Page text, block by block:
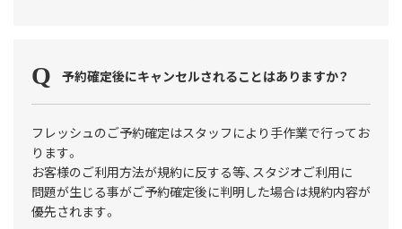
予約確定後にキャンセルされることはありますか？
フレッシュのご予約確定はスタッフにより手作業で行ってお
ります。
お客様のご利用方法が規約に反する等、スタジオご利用に
問題が生じる事がご予約確定後に判明した場合は規約内容が
優先されます。